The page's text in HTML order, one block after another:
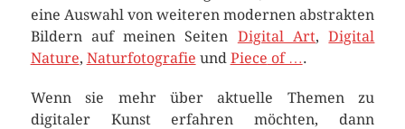
eine Auswahl von weiteren modernen abstrakten
Bildern auf meinen Seiten Digital Art,Digital
Nature, Naturfotografie und Piece of ….
Wenn sie mehr über aktuelle Themen zu
digitaler Kunst erfahren möchten, dann